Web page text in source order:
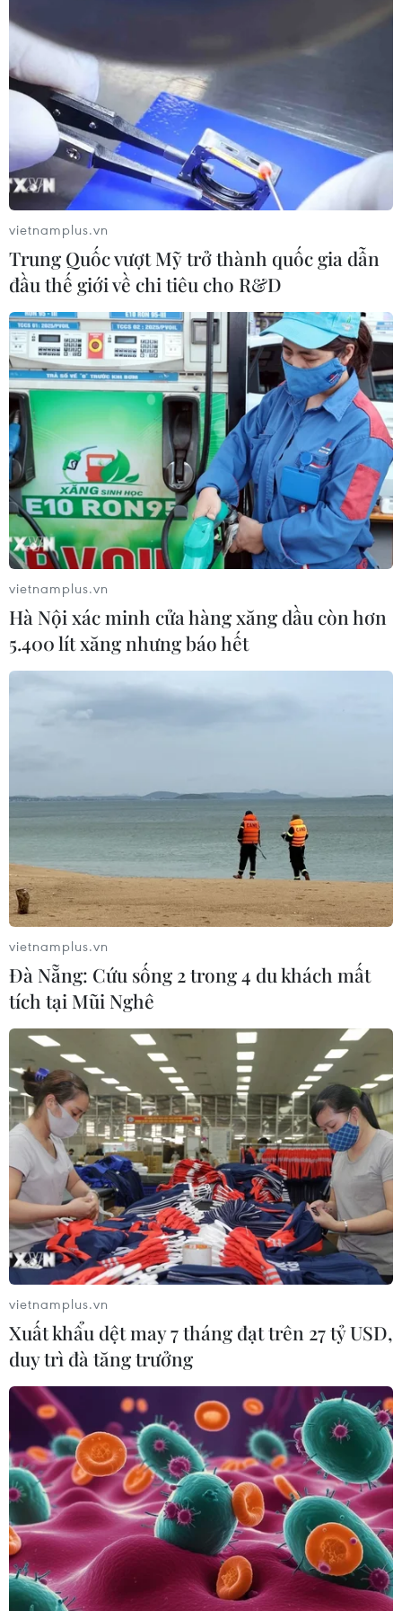
TIN CÙNG CHUYÊN MỤC
Vượt lên di chứng chất độc da cam,
chàng trai Đồng Tháp tự tin làm chủ
cuộc đời
08/08/2026 06:00
Nghệ nhân Đặng Văn Hậu
thổi sức sống mới cho nghệ thuật tò
he truyền thống
07/08/2026 03:19
Công an Lào Cai kịp thời cứu nạn, hỗ
trợ người dân trong tình huống khẩn
cấp
05/08/2026 10:10
vietnamplus.vn
Trung Quốc vượt Mỹ trở thành quốc gia dẫn
đầu thế giới về chi tiêu cho R&D
vietnamplus.vn
Hà Nội xác minh cửa hàng xăng dầu còn hơn
5.400 lít xăng nhưng báo hết
vietnamplus.vn
Đà Nẵng: Cứu sống 2 trong 4 du khách mất
tích tại Mũi Nghê
vietnamplus.vn
Xuất khẩu dệt may 7 tháng đạt trên 27 tỷ USD,
duy trì đà tăng trưởng